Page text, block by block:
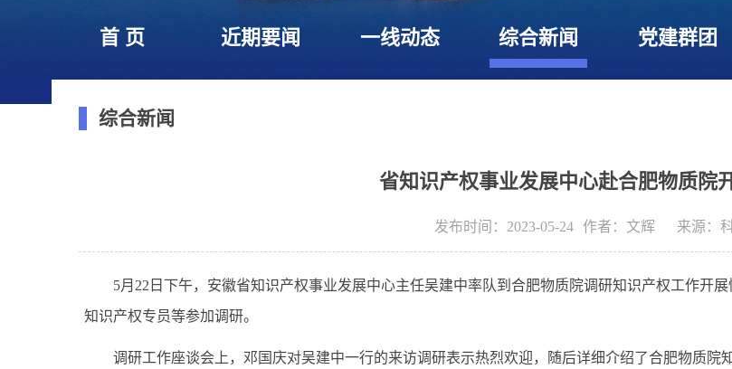
首 页 近期要闻 一线动态 综合新闻 党建群团
综合新闻
省知识产权事业发展中心赴合肥物质院
发布时间：2023-05-24 作者： 文辉 来源：
5月 22 日下午，安徽省知识产权事业发展中心主任吴建中率队到合肥物质院调研知识产权工作开
知识产权专员等参加调研。
调研工作座谈会上，邓国庆对吴建中一行的来访调研表示热烈欢迎， 随后详细介绍了合肥物质院